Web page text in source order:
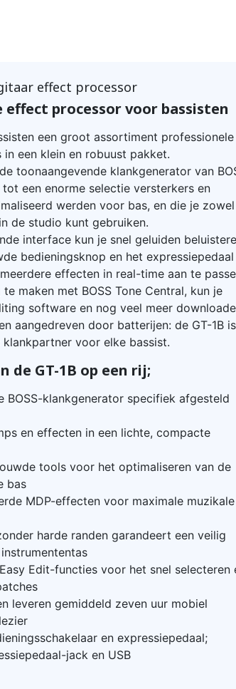
effect processor
effect processor voor bassisten
een groot assortiment professionele
een klein en robuust pakket.
toonaangevende klankgenerator van
een enorme selectie versterkers en
werden voor bas, en die je zowel
de studio kunt gebruiken.
interface kun je snel geluiden
bedieningsknop en het
effecten in real-time aan te
maken met BOSS Tone Central, kun je
software en nog veel meer
aangedreven door batterijen: de GT-1B is
voor elke bassist.
de GT-1B op een rij;
BOSS-klankgenerator specifiek afgesteld
en effecten in een lichte, compacte
tools voor het optimaliseren van de
bas
MDP-effecten voor maximale muzikale
harde randen garandeert een veilig
Edit-functies voor het snel selecteren
leveren gemiddeld zeven uur mobiel
en expressiepedaal;
jack en USB